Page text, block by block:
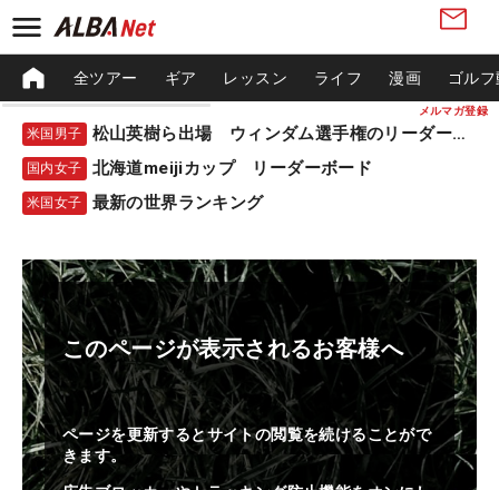
メルマガ登録
全ツアー ギア レッスン ライフ 漫画 ゴル
米国男子 松山英樹ら出場 ウィンダム選手権のリーダーボード
国内女子 北海道meijiカップ リーダーボード
米国女子 最新の世界ランキング
このページが表示されるお客様へ
ページを更新するとサイトの閲覧を続けることがで
きます。